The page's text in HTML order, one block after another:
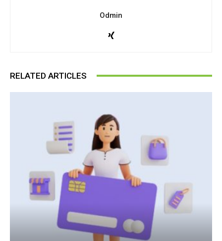
Odmin
RELATED ARTICLES